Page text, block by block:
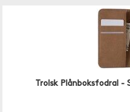
Trolsk Plånboksfodral -